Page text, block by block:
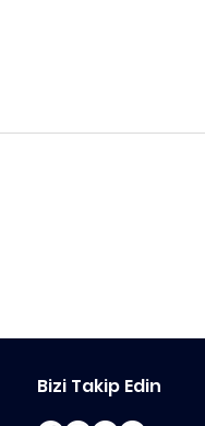
Bizi Takip Edin